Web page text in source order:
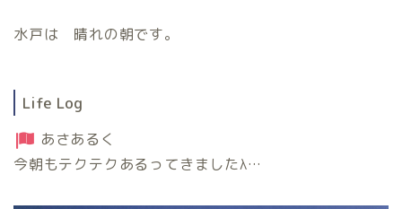
水戸は 晴れの朝です。
Life Log
あさあるく
今朝もテクテクあるってきましたλ…